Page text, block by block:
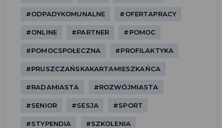
#ODPADYKOMUNALNE #OFERTAPRACY
#ONLINE #PARTNER #POMOC
#POMOCSPOŁECZNA #PROFILAKTYKA
#PRUSZCZAŃSKAKARTAMIESZKAŃCA
#RADAMIASTA #ROZWÓJMIASTA
#SENIOR #SESJA #SPORT
#STYPENDIA #SZKOLENIA